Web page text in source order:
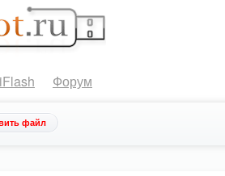
iFlash Форум
файл